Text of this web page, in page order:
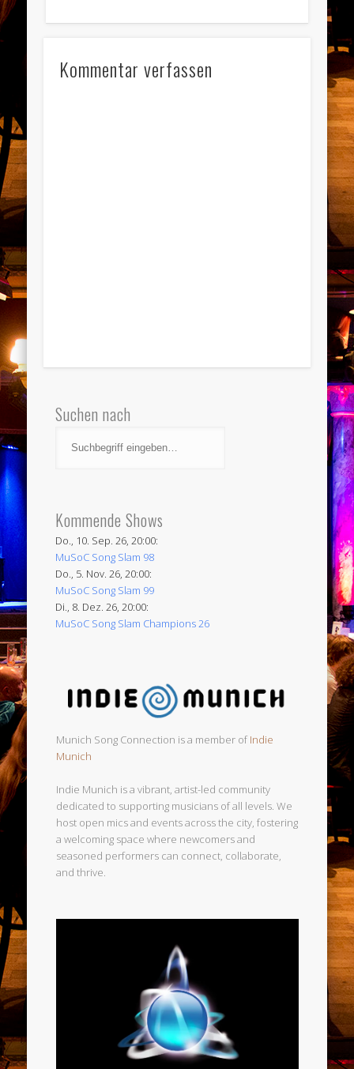
Kommentar verfassen
Suchen nach
Kommende Shows
Do., 10. Sep. 26, 20:00:
MuSoC Song Slam 98
Do., 5. Nov. 26, 20:00:
MuSoC Song Slam 99
Di., 8. Dez. 26, 20:00:
MuSoC Song Slam Champions 26
Munich Song Connection is a member ofIndie
Munich
Indie Munich is a vibrant, artist-led community
dedicated to supporting musicians of all levels. We
host open mics and events across the city, fostering
a welcoming space where newcomers and
seasoned performers can connect, collaborate,
and thrive.